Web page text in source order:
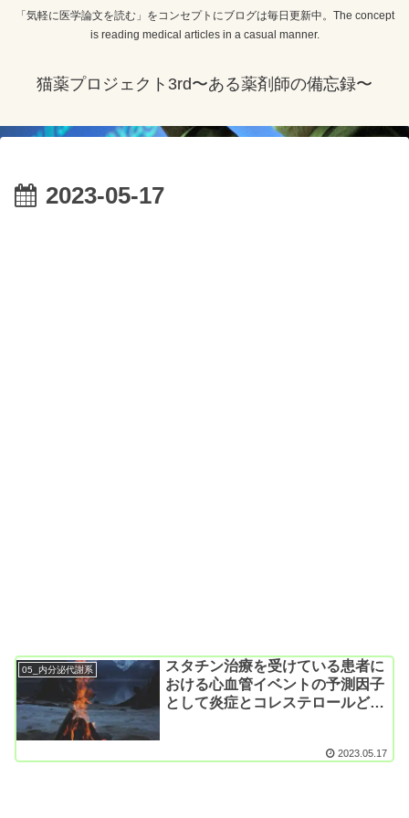
「気軽に医学論文を読む」をコンセプトにブログは毎日更新中。The concept
is reading medical articles in a casual manner.
猫薬プロジェクト3rd〜ある薬剤師の備忘録〜
2023-05-17
05_内分泌代謝系
スタチン治療を受けている患者に
おける心血管イベントの予測因子
として炎症とコレステロールどち
2023.05.17